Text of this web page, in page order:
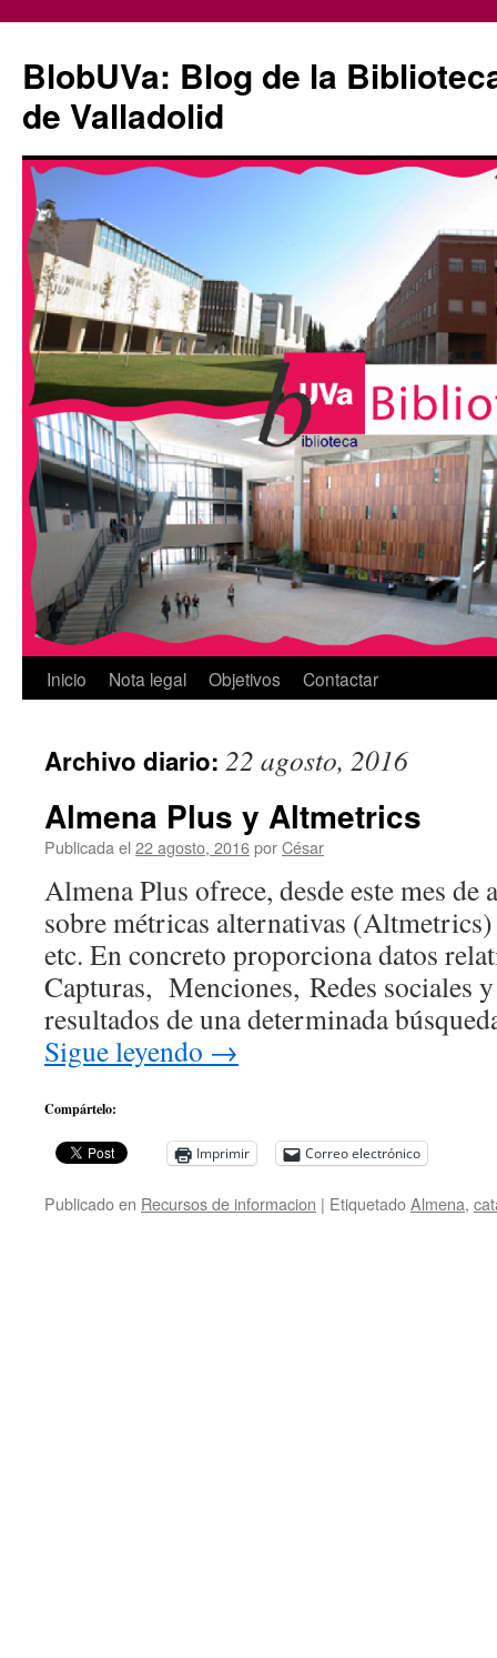
contenido
BlobUVa: Blog de la
de Valladolid
Inicio Nota legal Objetivos Contactar
Archivo diario: 22 agosto, 2016
Almena Plus y Altmetrics
Publicada el 22 agosto, 2016porCésar
Almena Plus ofrece, desde este mes
sobre métricas alternativas
etc. En concreto proporciona datos
Capturas, Menciones, Redes sociales
resultados de una determinada
Sigue leyendo →
Compártelo:
Imprimir Correo electrónico
Publicado en Recursos de informacion | EtiquetadoAlmena,